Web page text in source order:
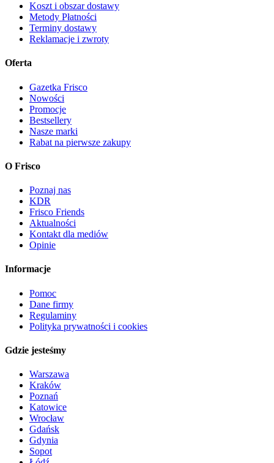
Koszt i obszar dostawy
Metody Płatności
Terminy dostawy
Reklamacje i zwroty
Oferta
Gazetka Frisco
Nowości
Promocje
Bestsellery
Nasze marki
Rabat na pierwsze zakupy
O Frisco
Poznaj nas
KDR
Frisco Friends
Aktualności
Kontakt dla mediów
Opinie
Informacje
Pomoc
Dane firmy
Regulaminy
Polityka prywatności i cookies
Gdzie jesteśmy
Warszawa
Kraków
Poznań
Katowice
Wrocław
Gdańsk
Gdynia
Sopot